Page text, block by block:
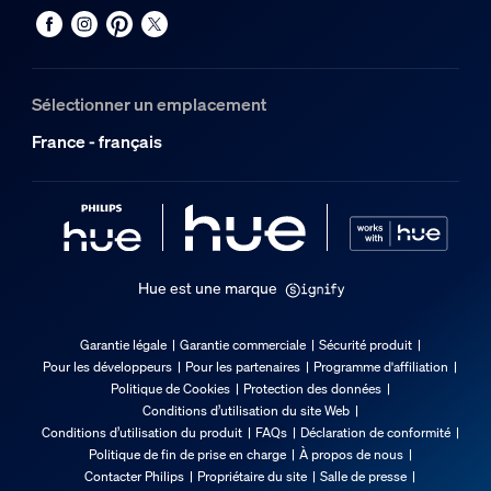
Oui
Garantie
Oui
3 ans
Caractéristiques lumineuses
Indice de rendu de couleur (IRC)
Temp. de couleur
2200-6500 K
Sélectionner un emplacement
France - français
Hue est une marque
Garantie légale Garantie commerciale
Sécurité produit
Pour les développeurs
Pour les partenaires
Programme d'affiliation
Politique de Cookies
Protection des données
Conditions d’utilisation du site Web
Conditions d’utilisation du produit
FAQs
Déclaration de conformité
Politique de fin de prise en charge
À propos de nous
Contacter Philips
Propriétaire du site
Salle de presse